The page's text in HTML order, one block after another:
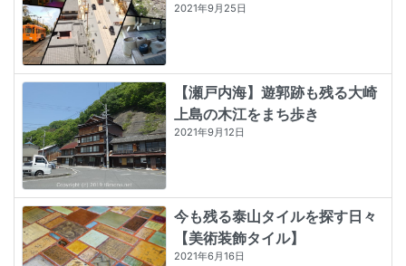
2021年9月25日
【瀬戸内海】遊郭跡も残る大崎
上島の木江をまち歩き
2021年9月12日
今も残る泰山タイルを探す日々
【美術装飾タイル】
2021年6月16日